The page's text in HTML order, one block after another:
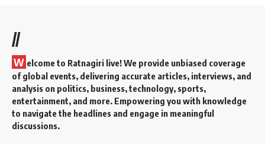
//
W elcome to Ratnagiri live! We provide unbiased coverage
of global events, delivering accurate articles, interviews, and
analysis on politics, business, technology, sports,
entertainment, and more. Empowering you with knowledge
to navigate the headlines and engage in meaningful
discussions.